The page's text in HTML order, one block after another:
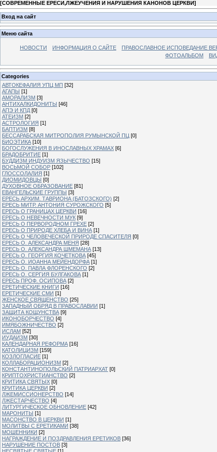
[СОВРЕМЕННЫЕ ЕРЕСИ,ЛЖЕУЧЕНИЯ И НАРУШЕНИЯ КАНОНОВ ЦЕРКВИ]
Вход на сайт
Меню сайта
НОВОСТИ ИНФОРМАЦИЯ О САЙТЕ
ПРАВОСЛАВНОЕ ИСПОВЕДАНИЕ
ФОТОАЛЬБОМ
Categories
АВТОКЕФАЛИЯ УПЦ МП [32]
АГАПЫ [1]
АМОРАЛИЗМ [3]
АНТИХАЛКИДОНИТЫ [46]
АПЭ И КПД [0]
АТЕИЗМ [2]
АСТРОЛОГИЯ [1]
БАПТИЗМ [8]
БЕССАРАБСКАЯ МИТРОПОЛИЯ РУМЫНСКОЙ ПЦ [0]
БИОЭТИКА [10]
БОГОСЛУЖЕНИЯ В ИНОСЛАВНЫХ ХРАМАХ [6]
БРАДОБРИТИЕ [1]
БУДДИЗМ ИНДУИЗМ ЯЗЫЧЕСТВО [15]
ВОСЬМОЙ СОБОР [102]
ГЛОССОЛАЛИЯ [1]
ДИОМИДОВЦЫ [0]
ДУХОВНОЕ ОБРАЗОВАНИЕ [81]
ЕВАНГЕЛЬСКИЕ ГРУППЫ [3]
ЕРЕСЬ АРХИМ. ТАВРИОНА (БАТОЗСКОГО) [2]
ЕРЕСЬ МИТР. АНТОНИЯ СУРОЖСКОГО [5]
ЕРЕСЬ О ГРАНИЦАХ ЦЕРКВИ [16]
ЕРЕСЬ О НЕВЕЧНОСТИ МУК [9]
ЕРЕСЬ О ПЕРВОРОДНОМ ГРЕХЕ [2]
ЕРЕСЬ О ПРИРОДЕ ХЛЕБА И ВИНА [1]
ЕРЕСЬ О ЧЕЛОВЕЧЕСКОЙ ПРИРОДЕ СПАСИТЕЛЯ [0]
ЕРЕСЬ О. АЛЕКСАНДРА МЕНЯ [28]
ЕРЕСЬ О. АЛЕКСАНДРА ШМЕМАНА [13]
ЕРЕСЬ О. ГЕОРГИЯ КОЧЕТКОВА [45]
ЕРЕСЬ О. ИОАННА МЕЙЕНДОРФА [1]
ЕРЕСЬ О. ПАВЛА ФЛОРЕНСКОГО [2]
ЕРЕСЬ О. СЕРГИЯ БУЛГАКОВА [1]
ЕРЕСЬ ПРОФ. ОСИПОВА [2]
ЕРЕТИЧЕСКИЕ КНИГИ [16]
ЕРЕТИЧЕСКИЕ СМИ [1]
ЖЕНСКОЕ СВЯЩЕНСТВО [25]
ЗАПАДНЫЙ ОБРЯД В ПРАВОСЛАВИИ [1]
ЗАЩИТА КОЩУНСТВА [9]
ИКОНОБОРЧЕСТВО [4]
ИМЯБОЖНИЧЕСТВО [2]
ИСЛАМ [52]
ИУДАИЗМ [30]
КАЛЕНДАРНАЯ РЕФОРМА [16]
КАТОЛИЦИЗМ [159]
КОЗЛОГЛАСИЕ [1]
КОЛЛАБОРАЦИОНИЗМ [2]
КОНСТАНТИНОПОЛЬСКИЙ ПАТРИАРХАТ [0]
КРИПТОХРИСТИАНСТВО [2]
КРИТИКА СВЯТЫХ [0]
КРИТИКА ЦЕРКВИ [2]
ЛЖЕМИССИОНЕРСТВО [14]
ЛЖЕСТАРЧЕСТВО [4]
ЛИТУРГИЧЕСКОЕ ОБНОВЛЕНИЕ [42]
МАРОНИТЫ [1]
МАСОНСТВО В ЦЕРКВИ [1]
МОЛИТВЫ С ЕРЕТИКАМИ [38]
МОШЕННИКИ [2]
НАГРАЖДЕНИЕ И ПОЗДРАВЛЕНИЯ ЕРЕТИКОВ [36]
НАРУШЕНИЕ ПОСТОВ [3]